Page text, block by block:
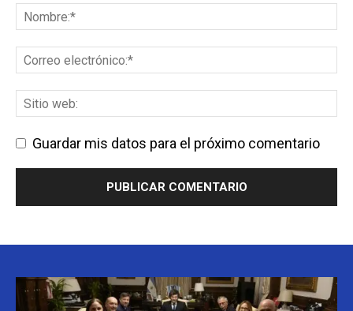
Guardar mis datos para el próximo comentario